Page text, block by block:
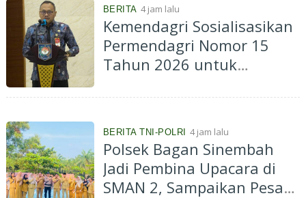
BERITA 4 jam lalu
Kemendagri Sosialisasikan
Permendagri Nomor 15
Tahun 2026 untuk
Perumahan kepada
BERITA TNI-POLRI 4 jam lalu
Polsek Bagan Sinembah
Jadi Pembina Upacara di
SMAN 2, Sampaikan Pesan